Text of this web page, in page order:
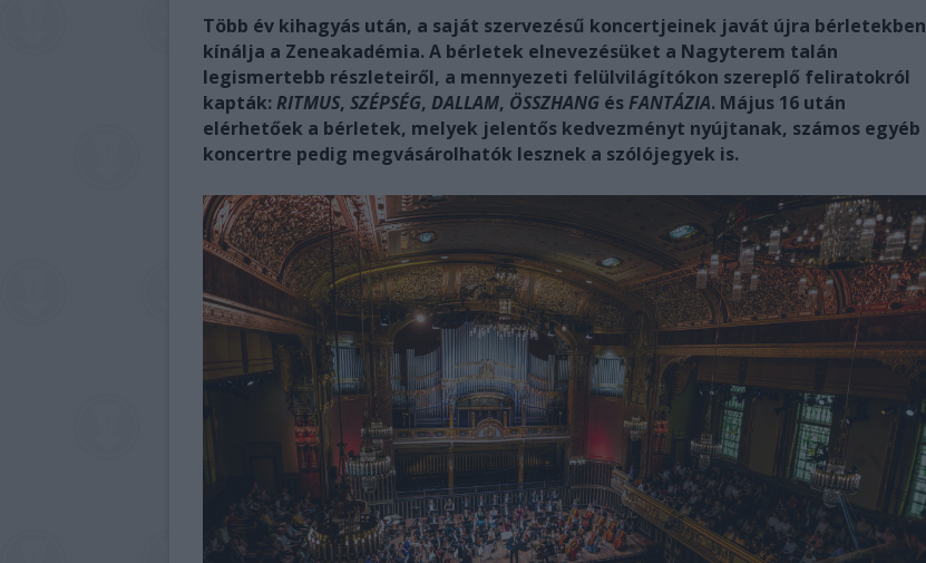
Több év kihagyás után, a saját szervezésű koncertjeinek javát újra bérletekben
kínálja a Zeneakadémia. A bérletek elnevezésüket a Nagyterem talán
legismertebb részleteiről, a mennyezeti felülvilágítókon szereplő feliratokról
kapták:RITMUS, SZÉPSÉG, DALLAM, ÖSSZHANG ésFANTÁZIA. Május 16 után
elérhetőek a bérletek, melyek jelentős kedvezményt nyújtanak, számos egyéb
koncertre pedig megvásárolhatók lesznek a szólójegyek is.